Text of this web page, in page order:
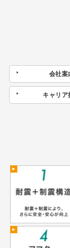
会社案
キャリア